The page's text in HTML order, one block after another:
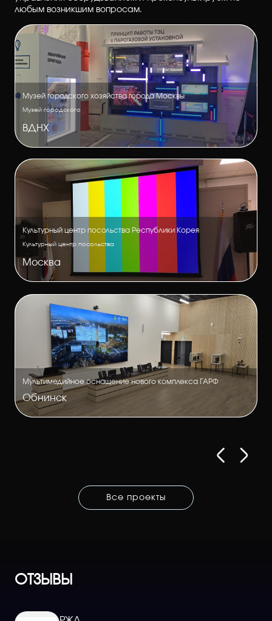
любым возникшим вопросам.
Музей городского хозяйства города Москвы
Музей городского
ВДНХ
Культурный центр посольства Республики Корея
Культурный центр посольства
Москва
Мультимедийное оснащение нового комплекса ГАРФ
Обнинск
Все проекты
ОТЗЫВЫ